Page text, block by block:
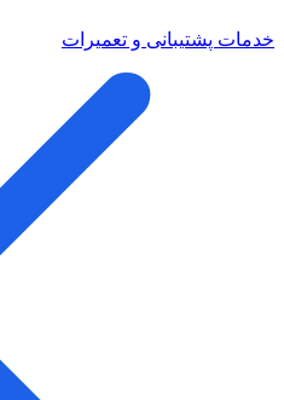
خدمات پشتیبانی و تعمیرات